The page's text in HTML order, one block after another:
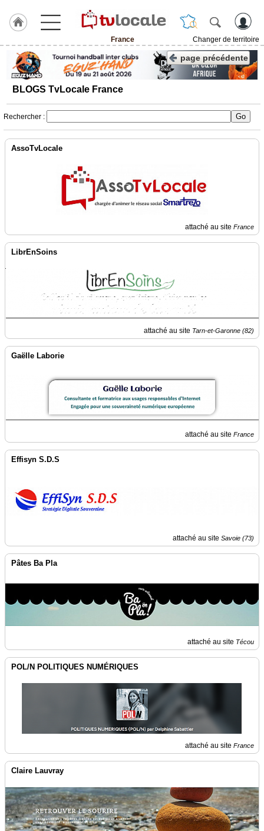
France
Changer de territoire
J'adhère
Hulcoq
TvLocale
France
Vidéos
Médias
annuaire
BLOGS TvLocale France
page précédente
Rechercher :
AssoTvLocale
attaché au site France
LibrEnSoins
attaché au site Tarn-et-Garonne (82)
Gaëlle Laborie
attaché au site France
Effisyn S.D.S
attaché au site Savoie (73)
Pâtes Ba Pla
attaché au site Técou
POL/N POLITIQUES NUMÉRIQUES
attaché au site France
Claire Lauvray